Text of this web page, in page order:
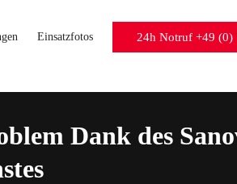
Einsatzfotos 24h Notruf +49 (0)
Dank des